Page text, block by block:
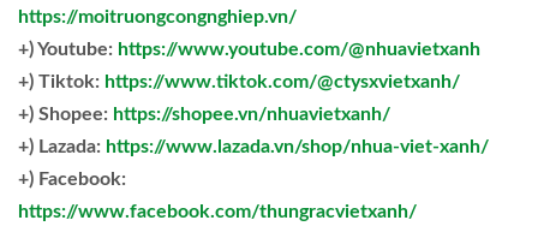
https://moitruongcongnghiep.vn/
+) Youtube: https://www.youtube.com/@nhuavietxanh
+) Tiktok: https://www.tiktok.com/@ctysxvietxanh/
+) Shopee: https://shopee.vn/nhuavietxanh/
+) Lazada: https://www.lazada.vn/shop/nhua-viet-xanh/
+) Facebook:
https://www.facebook.com/thungracvietxanh/